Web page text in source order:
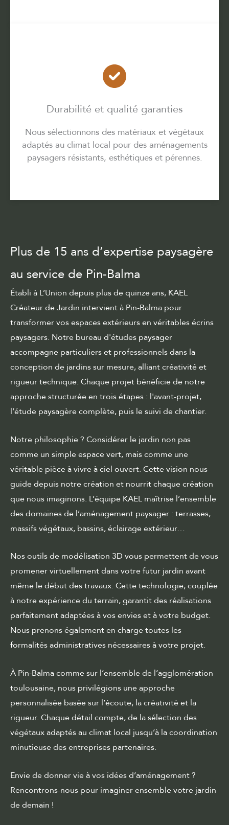
Durabilité et qualité garanties
Nous sélectionnons des matériaux et végétaux
adaptés au climat local pour des aménagements
paysagers résistants, esthétiques et pérennes.
Plus de 15 ans d’expertise paysagère
au service de Pin-Balma
Établi à L’Union depuis plus de quinze ans, KAEL
Créateur de Jardin intervient à Pin-Balma pour
transformer vos espaces extérieurs en véritables écrins
paysagers. Notre bureau d'études paysager
accompagne particuliers et professionnels dans la
conception de jardins sur mesure, alliant créativité et
rigueur technique. Chaque projet bénéficie de notre
approche structurée en trois étapes : l'avant-projet,
l’étude paysagère complète, puis le suivi de chantier.
Notre philosophie ? Considérer le jardin non pas
comme un simple espace vert, mais comme une
véritable pièce à vivre à ciel ouvert. Cette vision nous
guide depuis notre création et nourrit chaque création
que nous imaginons. L’équipe KAEL maîtrise l’ensemble
des domaines de l’aménagement paysager : terrasses,
massifs végétaux, bassins, éclairage extérieur…
Nos outils de modélisation 3D vous permettent de vous
promener virtuellement dans votre futur jardin avant
même le début des travaux. Cette technologie, couplée
à notre expérience du terrain, garantit des réalisations
parfaitement adaptées à vos envies et à votre budget.
Nous prenons également en charge toutes les
formalités administratives nécessaires à votre projet.
À Pin-Balma comme sur l’ensemble de l’agglomération
toulousaine, nous privilégions une approche
personnalisée basée sur l’écoute, la créativité et la
rigueur. Chaque détail compte, de la sélection des
végétaux adaptés au climat local jusqu’à la coordination
minutieuse des entreprises partenaires.
Envie de donner vie à vos idées d’aménagement ?
Rencontrons-nous pour imaginer ensemble votre jardin
de demain !